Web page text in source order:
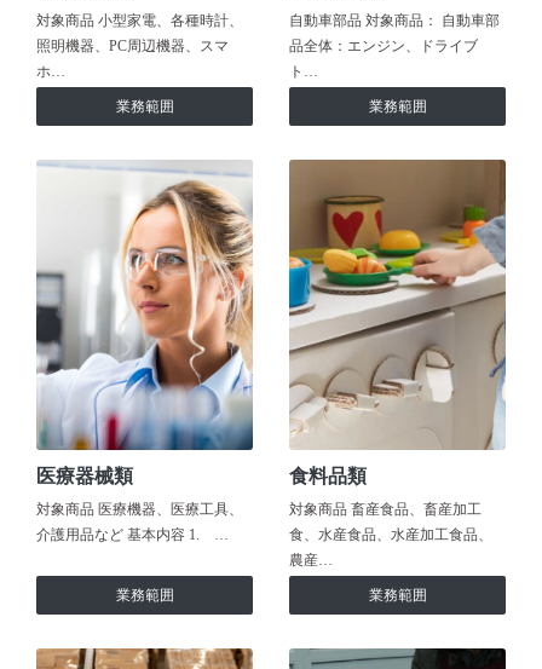
対象商品 小型家電、各種時計、
照明機器、PC周辺機器、スマ
ホ…
業務範囲
自動車部品 対象商品： 自動車部
品全体：エンジン、ドライブ
ト…
業務範囲
医療器械類
対象商品 医療機器、医療工具、
介護用品など 基本内容 1. …
業務範囲
食料品類
対象商品 畜産食品、畜産加工
食、水産食品、水産加工食品、
農産…
業務範囲